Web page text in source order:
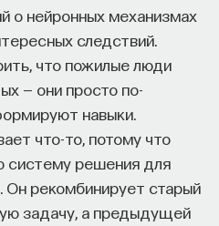
о нейронных механизмах
следствий.
что пожилые люди
— они просто по-
навыки.
что-то, потому что
систему решения для
Он рекомбинирует старый
задачу, а предыдущей